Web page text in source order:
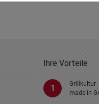
Ihre Vorteile
1
Grillkultur
made in